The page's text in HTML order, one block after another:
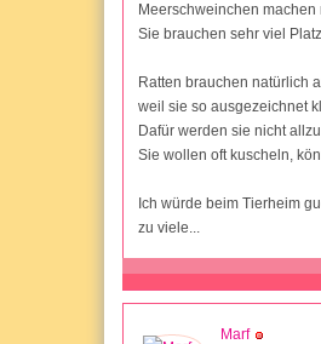
Meerschweinchen
Sie brauchen sehr viel
Ratten brauchen natürlich
weil sie so ausgezeichnet
Dafür werden sie nicht
Sie wollen oft kuscheln,
Ich würde beim Tierheim
zu viele...
Marf